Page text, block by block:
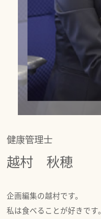
健康管理士
越村 秋穂
企画編集の越村です。
私は食べることが好きです。